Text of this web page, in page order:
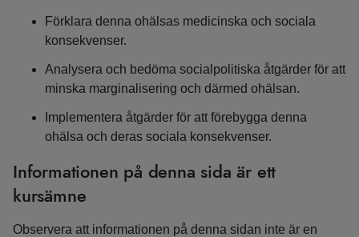
Förklara denna ohälsas medicinska och sociala
konsekvenser.
Analysera och bedöma socialpolitiska åtgärder för att
minska marginalisering och därmed ohälsan.
Implementera åtgärder för att förebygga denna
ohälsa och deras sociala konsekvenser.
Informationen på denna sida är ett
kursämne
Observera att informationen på denna sidan inte är en